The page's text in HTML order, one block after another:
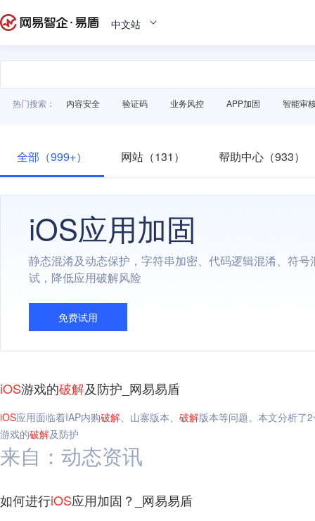
中文站
热门搜索： 内容安全 验证码 业务风控 APP加固 智能审
全部（999+） 网站（131） 帮助中心（933）
iOS应用加固
静态混淆及动态保护，字符串加密、代码逻辑混淆、符号
试，降低应用破解风险
免费试用
iOS游戏的破解及防护_网易易盾
iOS应用面临着IAP内购破解、山寨版本、 破解版本等问题。本文分析了
游戏的破解及防护
来自：动态资讯
如何进行iOS应用加固？_网易易盾